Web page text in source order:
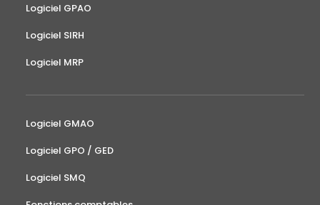
Logiciel GPAO
Logiciel SIRH
Logiciel MRP
Logiciel GMAO
Logiciel GPO / GED
Logiciel SMQ